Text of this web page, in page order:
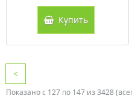
Купить
<
Показано с 127 по 147 из 3428